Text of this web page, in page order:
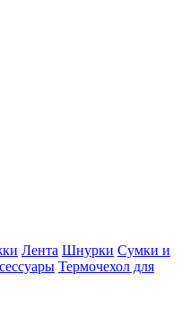
Лента Шнурки Сумки и
Термочехол для